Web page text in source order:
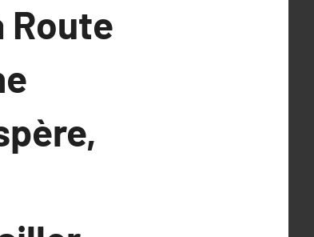
Route